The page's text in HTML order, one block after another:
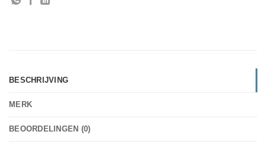
BESCHRIJVING
MERK
BEOORDELINGEN (0)